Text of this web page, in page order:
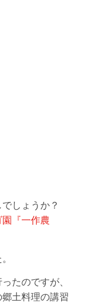
しょうか？
『一作農
たのですが、
土料理の講習